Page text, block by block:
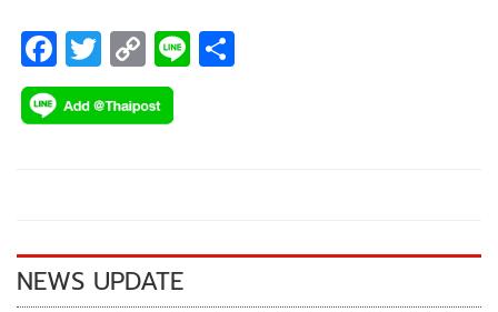
F
ac
e
k
T
wi
tt
C
o
p
k
Li
NEWS UPDATE